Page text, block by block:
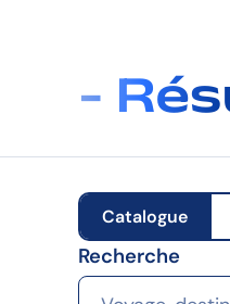
-
Catalogue
Recherche